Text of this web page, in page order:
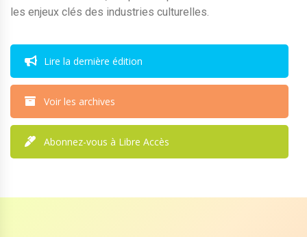
les enjeux clés des industries culturelles.
Lire la dernière édition
Voir les archives
Abonnez-vous à Libre Accès